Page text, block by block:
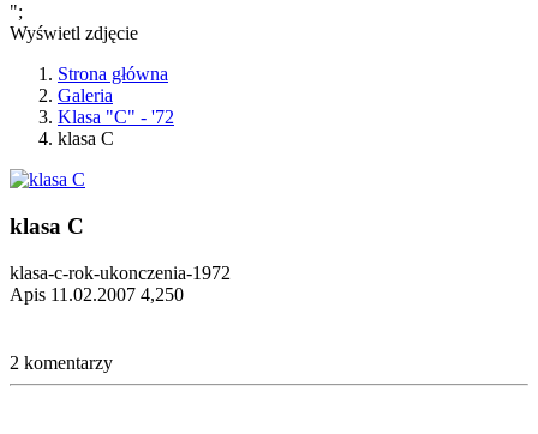
";
Wyświetl zdjęcie
Strona główna
Galeria
Klasa "C" - '72
klasa C
klasa C
klasa-c-rok-ukonczenia-1972
Apis 11.02.2007 4,250
2 komentarzy